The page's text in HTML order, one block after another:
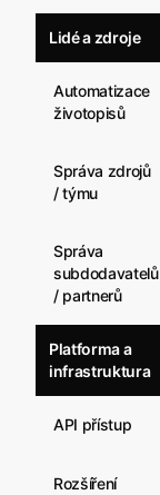
Lidé a zdroje
Automatizace
životopisů
Správa zdrojů
/ týmu
Správa
subdodavatelů
/ partnerů
Platforma a
infrastruktura
API přístup
Rozšíření